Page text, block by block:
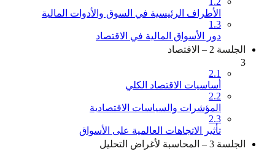
الأطراف الرئيسية في السوق والأدوات المالية
1.3
دور الأسواق المالية في الاقتصاد
الجلسة 2 – الاقتصاد
3
2.1
أساسيات الاقتصاد الكلي
2.2
المؤشرات والسياسات الاقتصادية
2.3
تأثير الاتجاهات العالمية على الأسواق
الجلسة 3 – المحاسبة لأغراض التحليل